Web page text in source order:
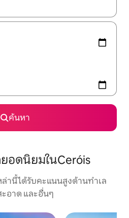
ผัสหรือปัด เพื่อสำรวจผลการค้นหา
ค้นหา
ดนิยมในCeróis
านี้ได้รับคะแนนสูงด้านทำเล
อาด และอื่นๆ